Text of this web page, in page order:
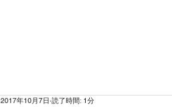
2017年10月7日 読了時間: 1分